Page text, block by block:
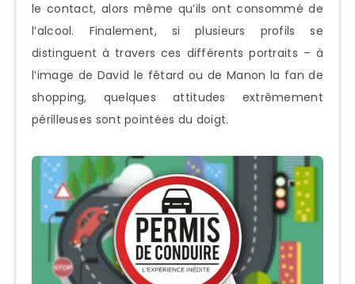
le contact, alors même qu’ils ont consommé de
l’alcool. Finalement, si plusieurs profils se
distinguent à travers ces différents portraits – à
l’image de David le fêtard ou de Manon la fan de
shopping, quelques attitudes extrêmement
périlleuses sont pointées du doigt.